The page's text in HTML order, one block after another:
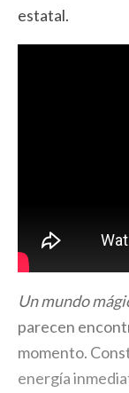
estatal.
Un mundo
parecen
momento.
energía